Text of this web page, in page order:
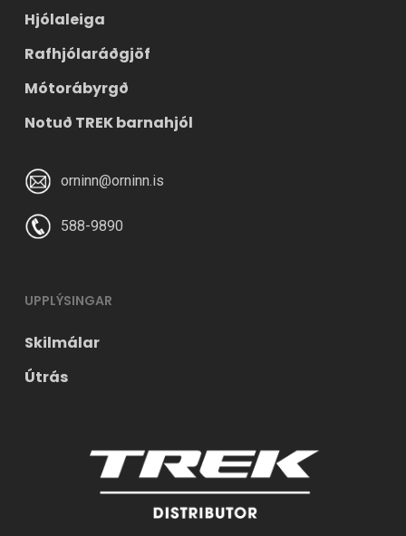
Hjólaleiga
Rafhjólaráðgjöf
Mótorábyrgð
Notuð TREK barnahjól
orninn@orninn.is
588-9890
UPPLÝSINGAR
Skilmálar
Útrás